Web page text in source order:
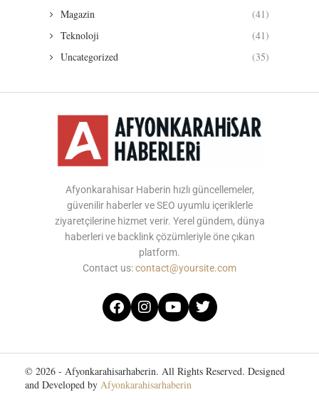
Magazin
(41)
Teknoloji
(41)
Uncategorized
(35)
Afyonkarahisar Haberin hızlı güncellemeler,
güvenilir haberler ve SEO uyumlu içeriklerle
ziyaretçilerine hizmet verir. Yerel gündem, dünya
haberleri ve backlink çözümleriyle öne çıkan
platform.
Contact us:contact@yoursite.com
© 2026 - Afyonkarahisarhaberin. All Rights Reserved. Designed
and Developed by Afyonkarahisarhaberin